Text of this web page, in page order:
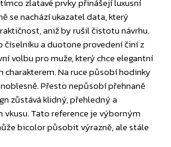
zlatavé prvky přinášejí luxusní
se nachází ukazatel data, který
aniž by rušil čistotu návrhu.
číselníku a duotone provedení činí z
volbu pro muže, který chce elegantní
charakterem. Na ruce působí hodinky
Přesto nepůsobí přehnaně
zůstává klidný, přehledný a
Tato reference je výborným
bicolor působit výrazně, ale stále